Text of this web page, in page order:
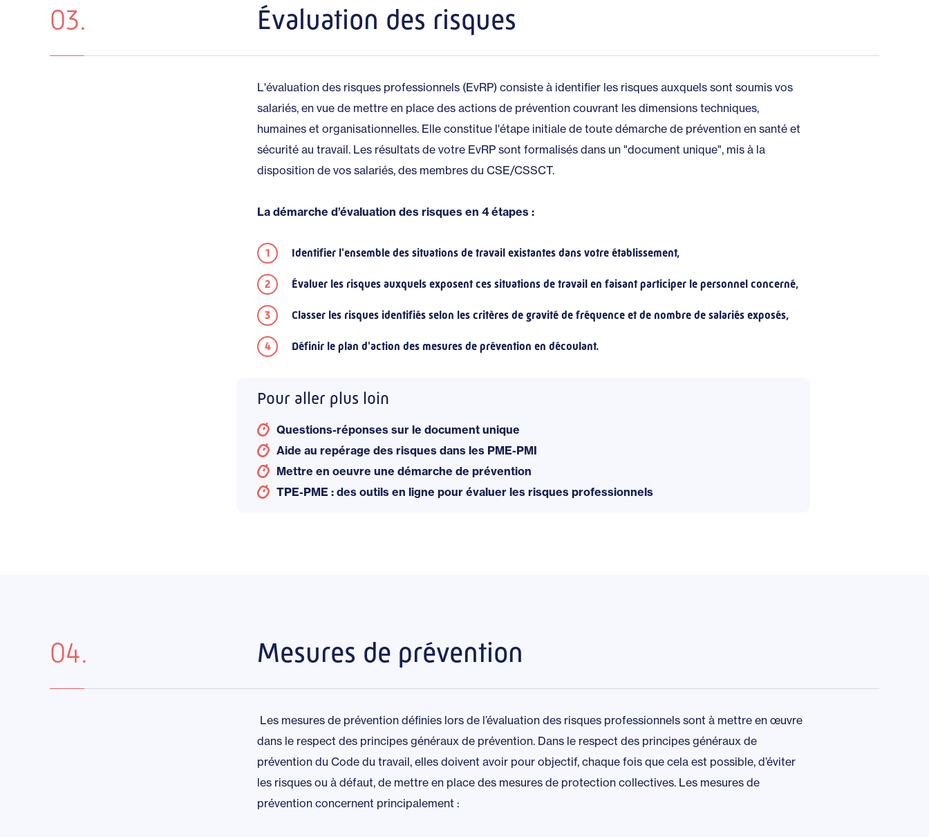
03. Évaluation des risques
L'évaluation des risques professionnels (EvRP) consiste à identifier les risques auxquels sont soumis vos
salariés, en vue de mettre en place des actions de prévention couvrant les dimensions techniques,
humaines et organisationnelles. Elle constitue l'étape initiale de toute démarche de prévention en santé et
sécurité au travail. Les résultats de votre EvRP sont formalisés dans un "document unique", mis à la
disposition de vos salariés, des membres du CSE/CSSCT.
La démarche d’évaluation des risques en 4 étapes :
Identifier l'ensemble des situations de travail existantes dans votre établissement,
Évaluer les risques auxquels exposent ces situations de travail en faisant participer le personnel concerné,
Classer les risques identifiés selon les critères de gravité de fréquence et de nombre de salariés exposés,
Définir le plan d'action des mesures de prévention en découlant.
Pour aller plus loin
Questions-réponses sur le document unique
Aide au repérage des risques dans les PME-PMI
Mettre en oeuvre une démarche de prévention
TPE-PME : des outils en ligne pour évaluer les risques professionnels
04. Mesures de prévention
Les mesures de prévention définies lors de l’évaluation des risques professionnels sont à mettre en œuvre
dans le respect des principes généraux de prévention. Dans le respect des principes généraux de
prévention du Code du travail, elles doivent avoir pour objectif, chaque fois que cela est possible, d’éviter
les risques ou à défaut, de mettre en place des mesures de protection collectives. Les mesures de
prévention concernent principalement :